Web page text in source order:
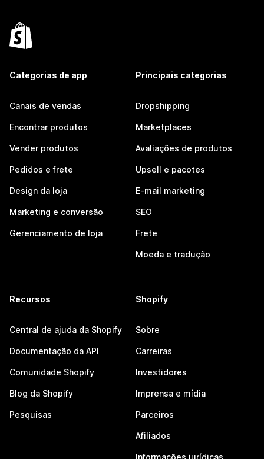
Categorias de app
Canais de vendas
Encontrar produtos
Vender produtos
Pedidos e frete
Design da loja
Marketing e conversão
Gerenciamento de loja
Principais categorias
Dropshipping
Marketplaces
Avaliações de produtos
Upsell e pacotes
E-mail marketing
SEO
Frete
Moeda e tradução
Recursos
Central de ajuda da Shopify
Documentação da API
Comunidade Shopify
Blog da Shopify
Pesquisas
Shopify
Sobre
Carreiras
Investidores
Imprensa e mídia
Parceiros
Afiliados